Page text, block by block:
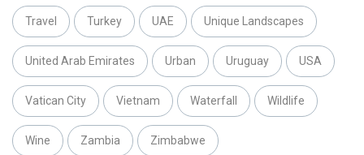
Travel Turkey UAE Unique Landscapes
United Arab Emirates Urban Uruguay USA
Vatican City Vietnam Waterfall Wildlife
Wine Zambia Zimbabwe